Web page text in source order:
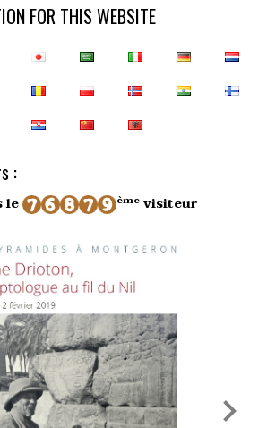
FOR THIS WEBSITE
:
le èmevisiteur